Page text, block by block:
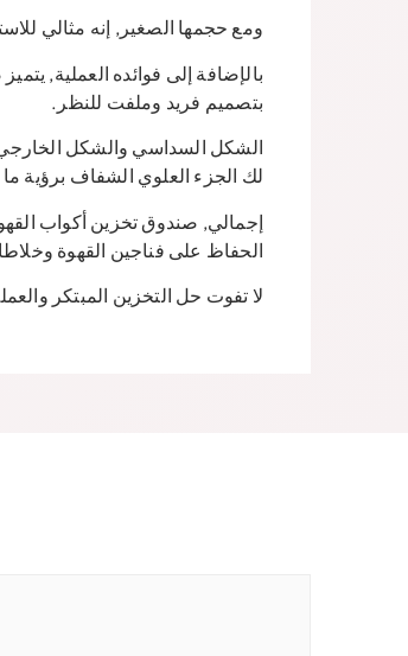
ومع حجمها الصغير, إنه مثالي
بتصميم فريد وملفت للنظر.
الشكل السداسي والشكل الخارجي
لك الجزء العلوي الشفاف برؤية
الحفاظ على فناجين القهوة
لا تفوت حل التخزين المبتكر